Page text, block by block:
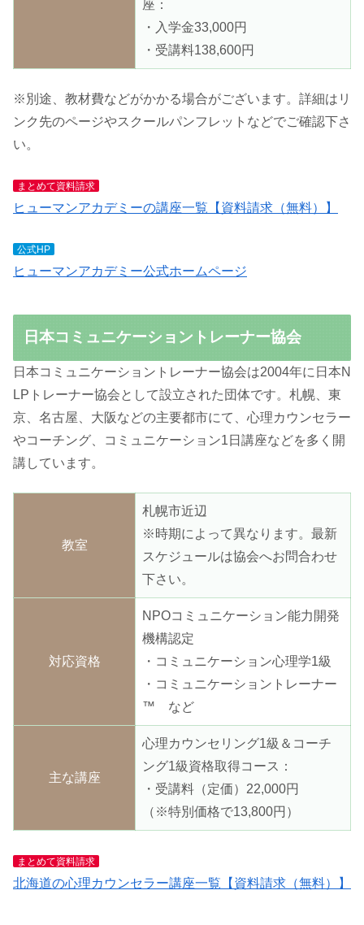
座：
・入学金33,000円
・受講料138,600円
※別途、教材費などがかかる場合がございます。詳細はリ
ンク先のページやスクールパンフレットなどでご確認下さ
い。
まとめて資料請求
ヒューマンアカデミーの講座一覧【資料請求（無料）】
公式HP
ヒューマンアカデミー公式ホームページ
日本コミュニケーショントレーナー協会
日本コミュニケーショントレーナー協会は2004年に日本N
LPトレーナー協会として設立された団体です。札幌、東
京、名古屋、大阪などの主要都市にて、心理カウンセラー
やコーチング、コミュニケーション1日講座などを多く開
講しています。
教室
札幌市近辺
※時期によって異なります。最新
スケジュールは協会へお問合わせ
下さい。
対応資格
NPOコミュニケーション能力開発
機構認定
・コミュニケーション心理学1級
・コミュニケーショントレーナー
™ など
主な講座
心理カウンセリング1級＆コーチ
ング1級資格取得コース：
・受講料（定価）22,000円
（※特別価格で13,800円）
まとめて資料請求
北海道の心理カウンセラー講座一覧【資料請求（無料）】